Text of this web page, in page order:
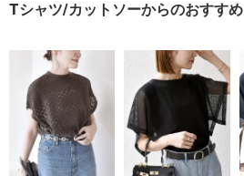
Tシャツ/カットソーからのおすすめ